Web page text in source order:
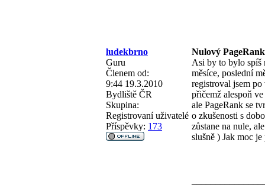
ludekbrno
Nulový
Guru
Členem od:
9:44 19.3.2010
Bydliště ČR
Skupina:
Registrovaní uživatelé
Příspěvky: 173
Asi by to bylo spíš
měsíce, poslední
registroval jsem
přičemž alespoň
ale PageRank se
o zkušenosti s
zůstane na nule,
slušně ) Jak moc